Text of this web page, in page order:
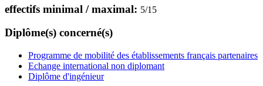
effectifs minimal / maximal: 5/15
Diplôme(s) concerné(s)
Programme de mobilité des établissements français partenaires
Echange international non diplomant
Diplôme d'ingénieur